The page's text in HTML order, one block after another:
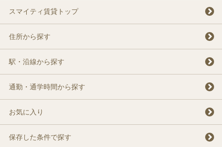
スマイティ賃貸トップ
住所から探す
駅・沿線から探す
通勤・通学時間から探す
お気に入り
保存した条件で探す